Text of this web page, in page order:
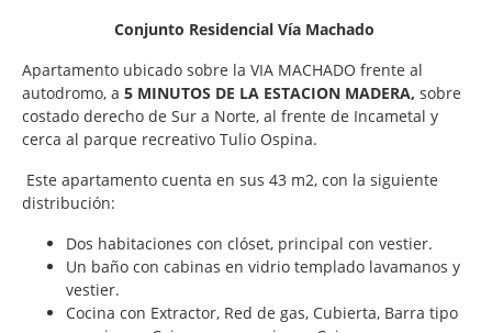
Conjunto Residencial Vía Machado
Apartamento ubicado sobre la VIA MACHADO frente al
autodromo, a 5 MINUTOS DE LA ESTACION MADERA, sobre
costado derecho de Sur a Norte, al frente de Incametal y
cerca al parque recreativo Tulio Ospina.
Este apartamento cuenta en sus 43 m2, con la siguiente
distribución:
Dos habitaciones con clóset, principal con vestier.
Un baño con cabinas en vidrio templado lavamanos y
vestier.
Cocina con Extractor, Red de gas, Cubierta, Barra tipo